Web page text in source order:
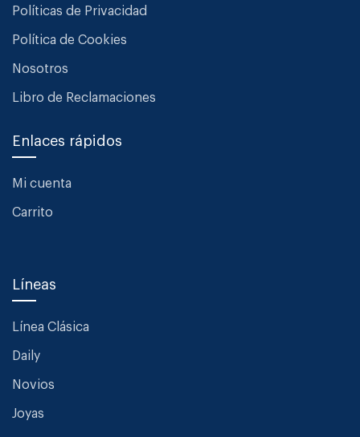
Políticas de Privacidad
Política de Cookies
Nosotros
Libro de Reclamaciones
Enlaces rápidos
Mi cuenta
Carrito
Líneas
Línea Clásica
Daily
Novios
Joyas